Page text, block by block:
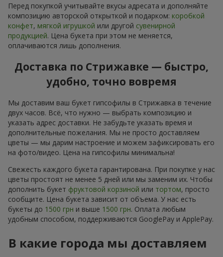
Перед покупкой учитывайте вкусы адресата и дополняйте
композицию авторской открыткой и подарком: коробкой
конфет, мягкой игрушкой или другой сувенирной
продукцией. Цена букета при этом не меняется,
оплачиваются лишь дополнения.
Доставка по Стрижавке — быстро,
удобно, точно вовремя
Мы доставим ваш букет гипсофилы в Стрижавка в течение
двух часов. Всё, что нужно — выбрать композицию и
указать адрес доставки. Не забудьте указать время и
дополнительные пожелания. Мы не просто доставляем
цветы — мы дарим настроение и можем зафиксировать его
на фото/видео. Цена на гипсофилы минимальна!
Свежесть каждого букета гарантирована. При покупке у нас
цветы простоят не менее 5 дней или мы заменим их. Чтобы
дополнить букет фруктовой корзиной или тортом, просто
сообщите. Цена букета зависит от объема. У нас есть
букеты до 1500 грн и выше 1500 грн. Оплата любым
удобным способом, поддерживаются GooglePay и ApplePay.
В какие города мы доставляем